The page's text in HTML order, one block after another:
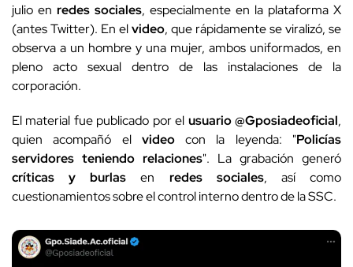
julio en redes sociales, especialmente en la plataforma X
(antes Twitter). En elvideo, que rápidamente se viralizó, se
observa a un hombre y una mujer, ambos uniformados, en
pleno acto sexual dentro de las instalaciones de la
corporación.
El material fue publicado por el usuario @Gposiadeoficial,
quien acompañó el videocon la leyenda: "Policías
servidores teniendo relaciones". La grabación generó
críticas y burlas en redes sociales, así como
cuestionamientos sobre el control interno dentro de la SSC.